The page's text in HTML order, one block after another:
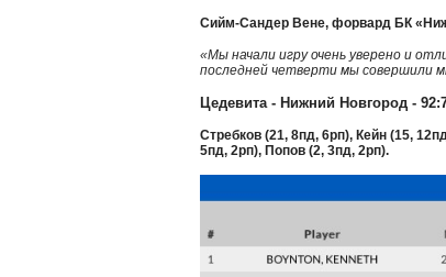
Сийм-Сандер Вене, форвард БК
«Мы начали игру очень уверено и
последней четверти мы совершили
Цедевита - Нижний Новгород -
Стребков (21, 8пд, 6рп), Кейн (15,
5пд, 2рп), Попов (2, 3пд, 2рп).